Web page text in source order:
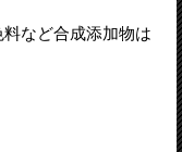
など合成添加物は